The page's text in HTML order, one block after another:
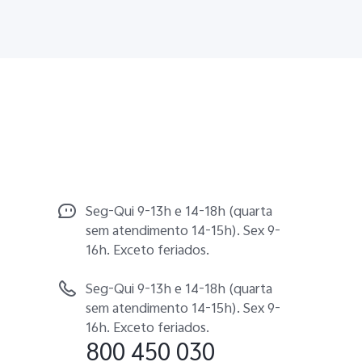
Seg-Qui 9-13h e 14-18h (quarta
sem atendimento 14-15h). Sex 9-
16h. Exceto feriados.
Seg-Qui 9-13h e 14-18h (quarta
sem atendimento 14-15h). Sex 9-
16h. Exceto feriados.